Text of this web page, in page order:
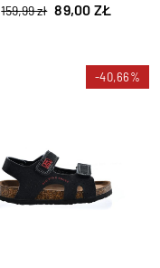
159,99 zł 89,00 ZŁ
-40,66%